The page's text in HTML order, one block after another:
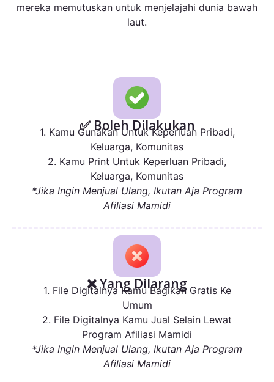
mereka memutuskan untuk menjelajahi dunia bawah
laut.
✅ Boleh Dilakukan
1. Kamu Gunakan Untuk Keperluan Pribadi,
Keluarga, Komunitas
2. Kamu Print Untuk Keperluan Pribadi,
Keluarga, Komunitas
*Jika Ingin Menjual Ulang, Ikutan Aja Program
Afiliasi Mamidi
❌ Yang Dilarang
1. File Digitalnya Kamu Bagikan Gratis Ke
Umum
2. File Digitalnya Kamu Jual Selain Lewat
Program Afiliasi Mamidi
*Jika Ingin Menjual Ulang, Ikutan Aja Program
Afiliasi Mamidi